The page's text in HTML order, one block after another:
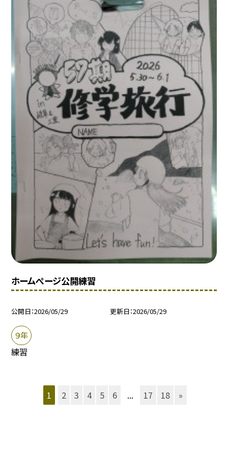
ホームぺージ公開練習
公開日 2026/05/29 更新日 2026/05/29
９年
練習
1 2 3 4 5 6 ... 17 18 »